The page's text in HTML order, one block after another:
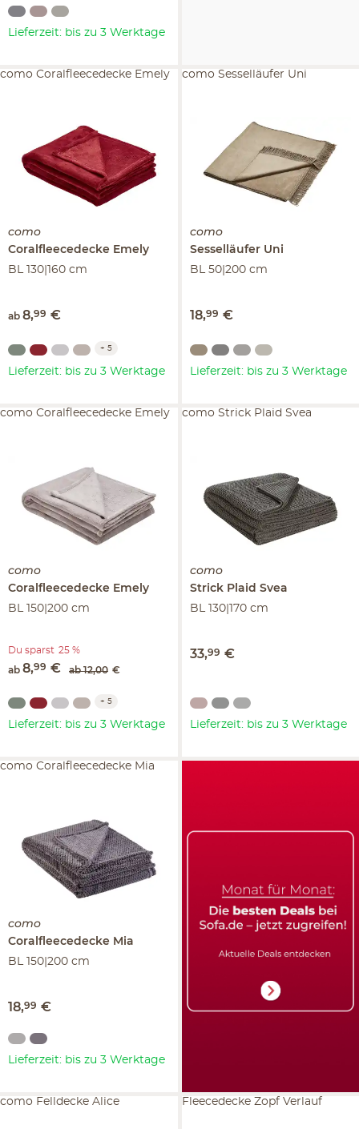
Lieferzeit: bis zu 3 Werktage
como
Coralfleecedecke Emely
BL 130|160 cm
ab 8,99 €
como Coralfleecedecke Emely
+ 5
Lieferzeit: bis zu 3 Werktage
como
Sesselläufer Uni
BL 50|200 cm
18,99 €
como Sesselläufer Uni
Lieferzeit: bis zu 3 Werktage
como
Coralfleecedecke Emely
BL 150|200 cm
ab 8,99 € ab 12,00 €
Du sparst 25 %
como Coralfleecedecke Emely
+ 5
Lieferzeit: bis zu 3 Werktage
como
Strick Plaid Svea
BL 130|170 cm
33,99 €
como Strick Plaid Svea
Lieferzeit: bis zu 3 Werktage
como
Coralfleecedecke Mia
BL 150|200 cm
18,99 €
como Coralfleecedecke Mia
Lieferzeit: bis zu 3 Werktage
como Felldecke Alice Fleecedecke Zopf Verlauf